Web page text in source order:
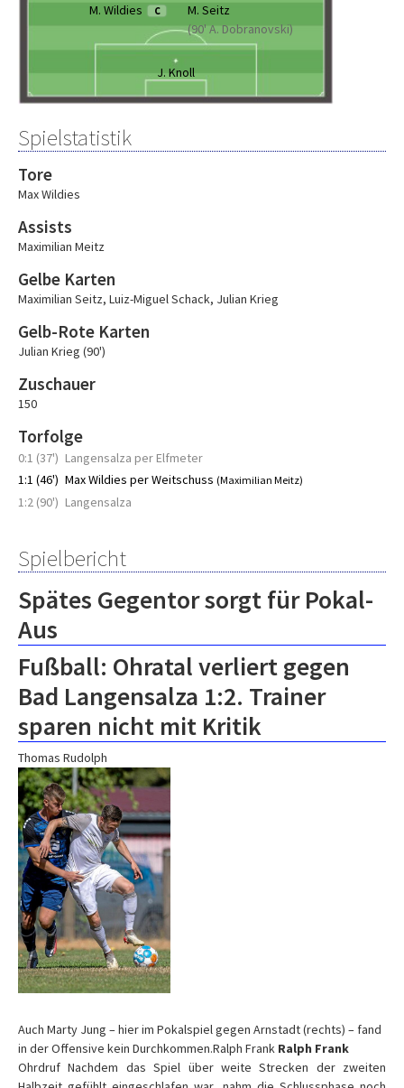
M. Wildies C
M. Seitz
(90' A. Dobranovski)
J. Knoll
Spielstatistik
Tore
Max Wildies
Assists
Maximilian Meitz
Gelbe Karten
Maximilian Seitz, Luiz-Miguel Schack, Julian Krieg
Gelb-Rote Karten
Julian Krieg (90')
Zuschauer
150
Torfolge
0:1 (37') Langensalza per Elfmeter
1:1 (46') Max Wildies per Weitschuss (Maximilian Meitz)
1:2 (90') Langensalza
Spielbericht
Spätes Gegentor sorgt für Pokal-
Aus
Fußball: Ohratal verliert gegen
Bad Langensalza 1:2. Trainer
sparen nicht mit Kritik
Thomas Rudolph
Auch Marty Jung – hier im Pokalspiel gegen Arnstadt (rechts) – fand
in der Offensive kein Durchkommen.Ralph Frank Ralph Frank
Ohrdruf Nachdem das Spiel über weite Strecken der zweiten